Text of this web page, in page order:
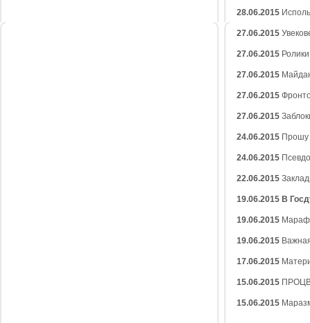
28.06.2015
27.06.2015
27.06.2015
27.06.2015
27.06.2015
27.06.2015
24.06.2015 Прошу
24.06.2015
22.06.2015
19.06.2015 В
19.06.2015
19.06.2015
17.06.2015
15.06.2015
15.06.2015